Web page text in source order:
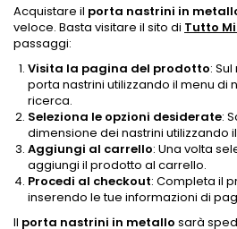
Acquistare il porta nastrini in
veloce. Basta visitare il sito di Tutto
passaggi:
Visita la pagina del prodotto:
porta nastrini utilizzando il menu di
ricerca.
Seleziona le opzioni desiderate:
dimensione dei nastrini utilizzando
Aggiungi al carrello: Una volta
aggiungi il prodotto al carrello.
Procedi al checkout: Completa il
inserendo le tue informazioni di
Il porta nastrini in metallo sarà